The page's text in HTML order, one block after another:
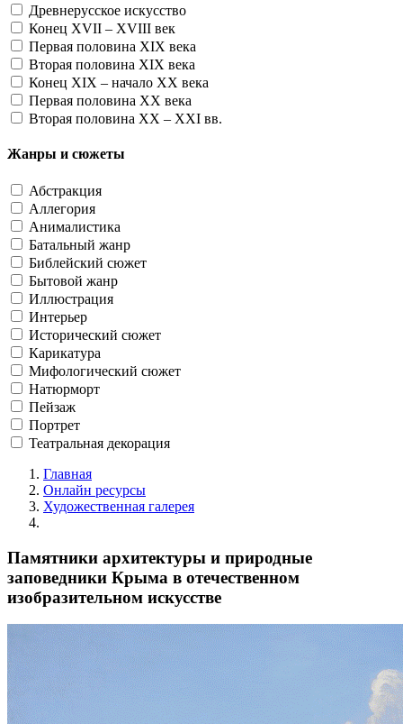
Древнерусское искусство
Конец XVII – XVIII век
Первая половина XIX века
Вторая половина XIX века
Конец XIX – начало XX века
Первая половина XX века
Вторая половина XX – XXI вв.
Жанры и сюжеты
Абстракция
Аллегория
Анималистика
Батальный жанр
Библейский сюжет
Бытовой жанр
Иллюстрация
Интерьер
Исторический сюжет
Карикатура
Мифологический сюжет
Натюрморт
Пейзаж
Портрет
Театральная декорация
Главная
Онлайн ресурсы
Художественная галерея
Памятники архитектуры и природные
заповедники Крыма в отечественном
изобразительном искусстве